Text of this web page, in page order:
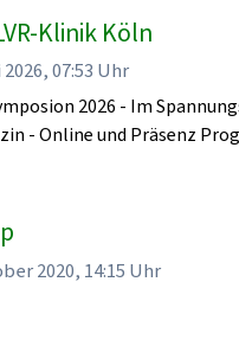
Klinik Köln
07:53 Uhr
2026 - Im
- Online und Präsenz
2020, 14:15 Uhr